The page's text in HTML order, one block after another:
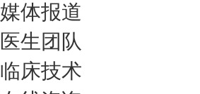
媒体报道
医生团队
临床技术